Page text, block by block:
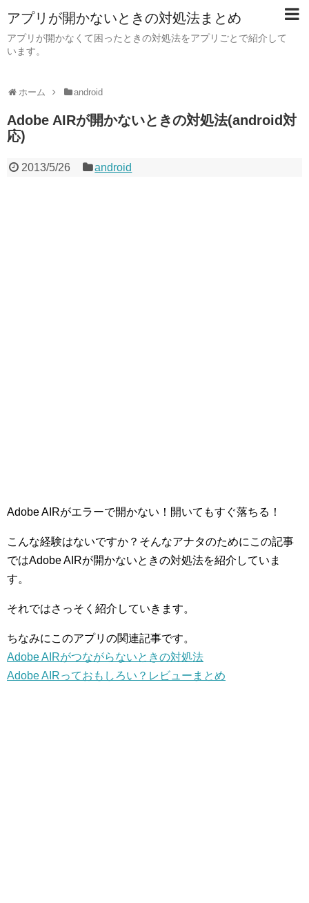
アプリが開かないときの対処法まとめ
アプリが開かなくて困ったときの対処法をアプリごとで紹介して
います。
ホーム android
Adobe AIRが開かないときの対処法(android対
応)
2013/5/26 android
Adobe AIRがエラーで開かない！開いてもすぐ落ちる！
こんな経験はないですか？そんなアナタのためにこの記事
ではAdobe AIRが開かないときの対処法を紹介していま
す。
それではさっそく紹介していきます。
ちなみにこのアプリの関連記事です。
Adobe AIRがつながらないときの対処法
Adobe AIRっておもしろい？レビューまとめ